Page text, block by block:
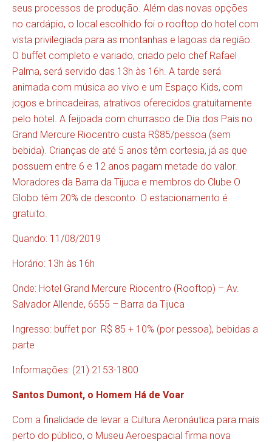
seus processos de produção. Além das novas opções
no cardápio, o local escolhido foi o rooftop do hotel com
vista privilegiada para as montanhas e lagoas da região.
O buffet completo e variado, criado pelo chef Rafael
Palma, será servido das 13h às 16h. A tarde será
animada com música ao vivo e um Espaço Kids, com
jogos e brincadeiras, atrativos oferecidos gratuitamente
pelo hotel. A feijoada com churrasco de Dia dos Pais no
Grand Mercure Riocentro custa R$85/pessoa (sem
bebida). Crianças de até 5 anos têm cortesia, já as que
possuem entre 6 e 12 anos pagam metade do valor.
Moradores da Barra da Tijuca e membros do Clube O
Globo têm 20% de desconto. O estacionamento é
gratuito.
Quando: 11/08/2019
Horário: 13h às 16h
Onde: Hotel Grand Mercure Riocentro (Rooftop) – Av.
Salvador Allende, 6555 – Barra da Tijuca
Ingresso: buffet por R$ 85 + 10% (por pessoa), bebidas a
parte
Informações: (21) 2153-1800
Santos Dumont, o Homem Há de Voar
Com a finalidade de levar a Cultura Aeronáutica para mais
perto do público, o Museu Aeroespacial firma nova